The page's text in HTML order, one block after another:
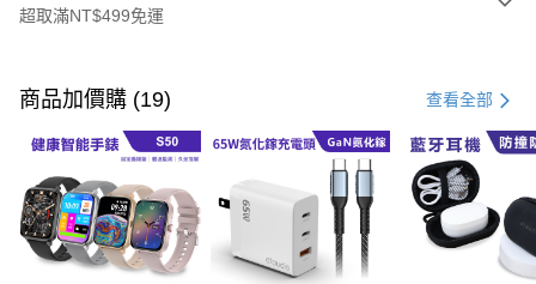
超取滿NT$499免運
信用卡一次付款
超商取貨付款
LINE Pay
Apple Pay
街口支付
商品加價購 (19) 查看全部